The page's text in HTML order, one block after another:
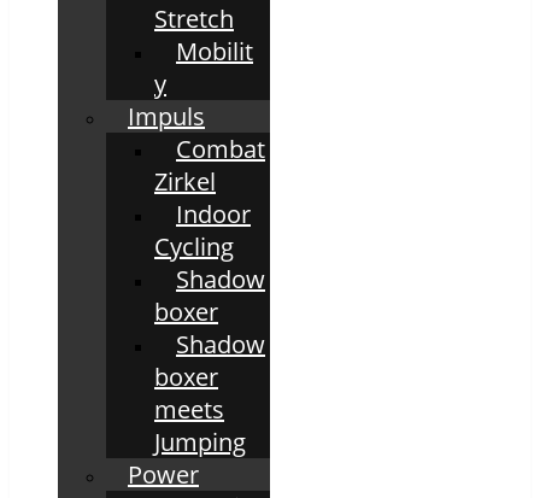
Stretch
Mobilit
y
Impuls
Combat
Zirkel
Indoor
Cycling
Shadow
boxer
Shadow
boxer
meets
Jumping
Power